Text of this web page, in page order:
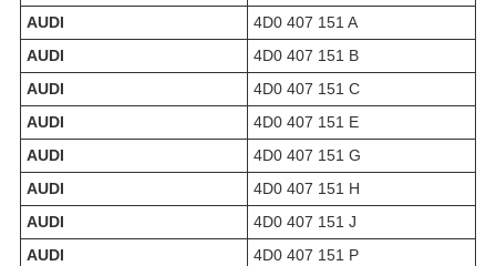
AUDI
4D0 407 151 A
AUDI
4D0 407 151 B
AUDI
4D0 407 151 C
AUDI
4D0 407 151 E
AUDI
4D0 407 151 G
AUDI
4D0 407 151 H
AUDI
4D0 407 151 J
AUDI
4D0 407 151 P